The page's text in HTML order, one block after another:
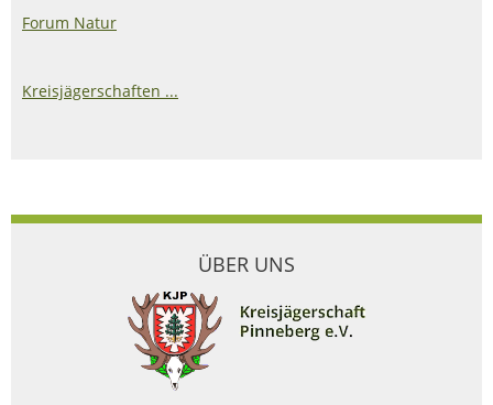
Forum Natur
Kreisjägerschaften ...
ÜBER UNS